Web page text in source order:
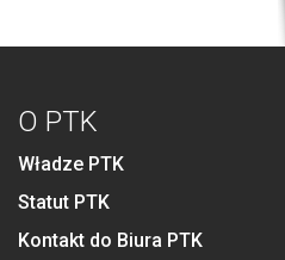
O PTK
Władze PTK
Statut PTK
Kontakt do Biura PTK